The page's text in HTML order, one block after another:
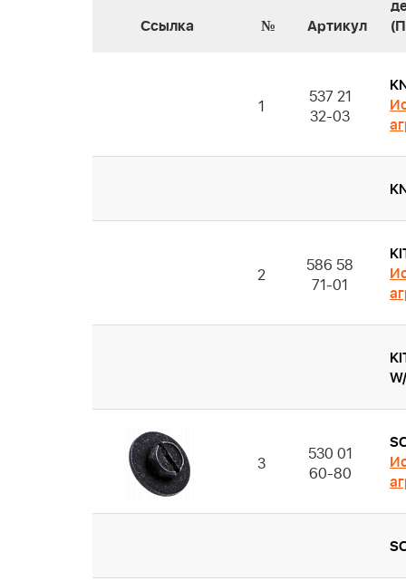
Ссылка № Артикул
1
537 21
32-03
2
586 58
71-01
3
530 01
60-80